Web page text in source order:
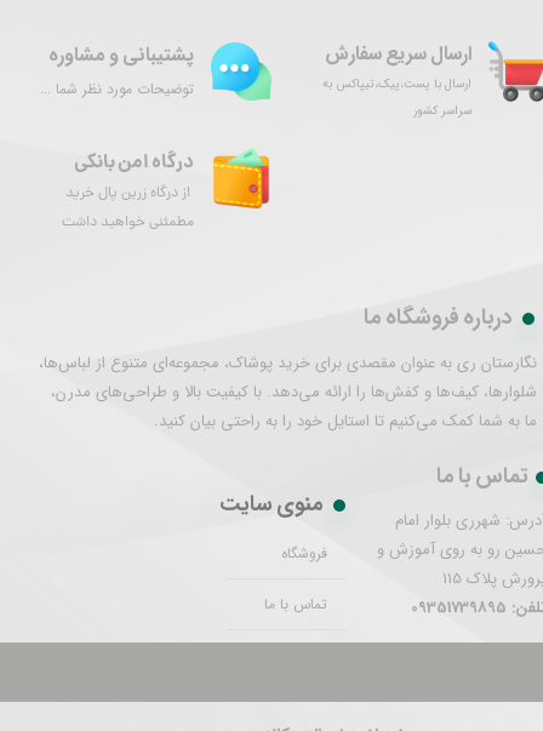
ارسال سریع سفارش
ارسال با پست،پیک،تیپاکس به
سراسر کشور
درگاه امن بانکی
از درگاه زرین پال خرید
مطمئنی خواهید داشت
پشتیبانی و مشاوره
توضیحات مورد نظر شما ...
درباره فروشگاه ما
نگارستان ری به عنوان مقصدی برای خرید پوشاک، مجموعه‌ای متنوع از لباس‌ها،
شلوارها، کیف‌ها و کفش‌ها را ارائه می‌دهد. با کیفیت بالا و طراحی‌های مدرن،
ما به شما کمک می‌کنیم تا استایل خود را به راحتی بیان کنید.
تماس با ما
شهرری بلوار امام
رو به روی آموزش و
پلاک 115
09351739895
منوی سایت
فروشگاه
تماس با ما